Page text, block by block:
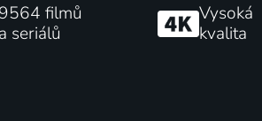
filmů
seriálů
Vysoká
kvalita